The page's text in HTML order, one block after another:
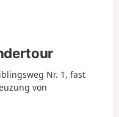
Nr. 1, fast
von